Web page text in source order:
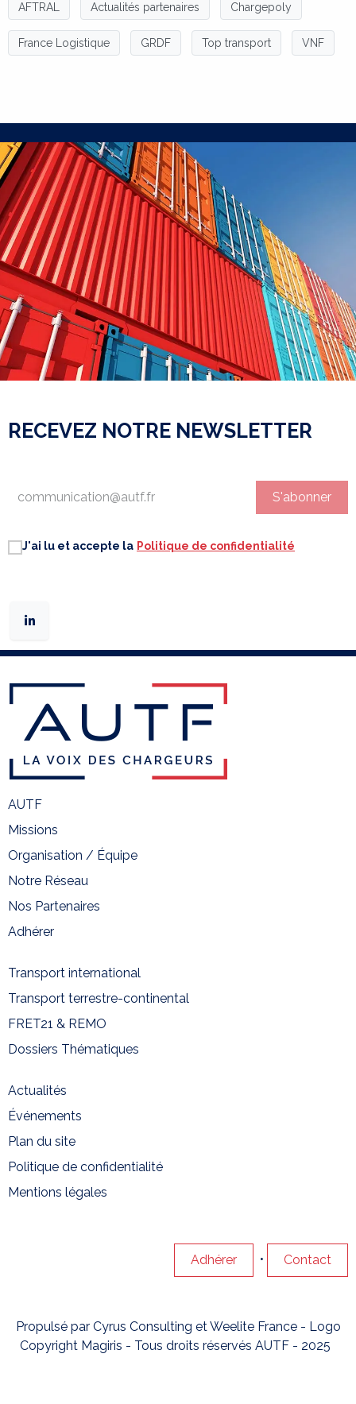
AFTRAL Actualités partenaires Chargepoly
France Logistique GRDF Top transport VNF
RECEVEZ NOTRE NEWSLETTER
S'abonner
J'ai lu et accepte la Politique de confidentialité
AUTF
Missions
Organisation / Équipe
Notre Réseau
Nos Partenaires
Adhérer
Transport international
Transport terrestre-continental
FRET21 & REMO
Dossiers Thématiques
Actualités
Événements
Plan du site
Politique de confidentialité
Mentions légales
Adhérer • Contact
Propulsé par Cyrus Consulting etWeelite France- Logo
Copyright Magiris - Tous droits réservés AUTF - 2025